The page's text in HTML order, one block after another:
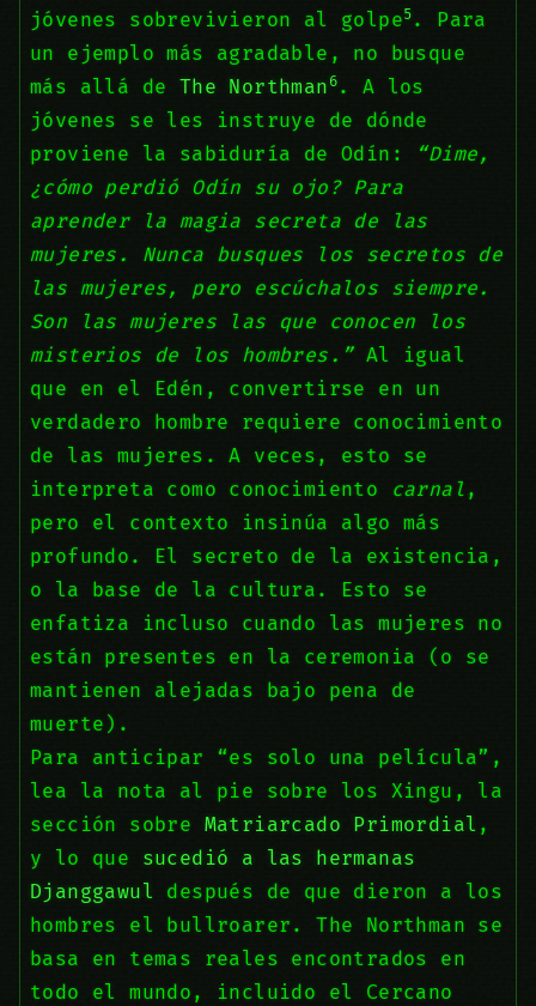
jóvenes sobrevivieron al golpe5 . Para
un ejemplo más agradable, no busque
más allá de The Northman 6 . A los
jóvenes se les instruye de dónde
proviene la sabiduría de Odín:
“Dime,
¿cómo perdió Odín su ojo? Para
aprender la magia secreta de las
mujeres. Nunca busques los secretos de
las mujeres, pero escúchalos siempre.
Son las mujeres las que conocen los
misterios de los hombres.”Al igual
que en el Edén, convertirse en un
verdadero hombre requiere conocimiento
de las mujeres. A veces, esto se
interpreta como conocimiento
carnal ,
pero el contexto insinúa algo más
profundo. El secreto de la existencia,
o la base de la cultura. Esto se
enfatiza incluso cuando las mujeres no
están presentes en la ceremonia (o se
mantienen alejadas bajo pena de
muerte).
Para anticipar “es solo una película”,
lea la nota al pie sobre los Xingu, la
sección sobre Matriarcado Primordial ,
y lo que sucedió a las hermanas
Djanggawul después de que dieron a los
hombres el bullroarer. The Northman se
basa en temas reales encontrados en
todo el mundo, incluido el Cercano